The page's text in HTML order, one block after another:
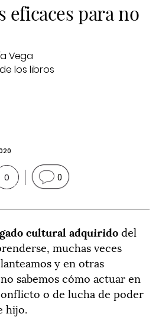
eficaces para no
Vega
los libros
0 0
cultural adquiridodel
muchas veces
y en otras
sabemos cómo actuar en
o de lucha de poder
hijo.